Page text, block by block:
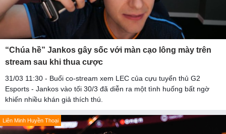
“Chúa hề” Jankos gây sốc với màn cạo lông mày trên
stream sau khi thua cược
31/03 11:30 - Buổi co-stream xem LEC của cựu tuyển thủ G2
Esports - Jankos vào tối 30/3 đã diễn ra một tình huống bất ngờ
khiến nhiều khán giả thích thú.
Liên Minh Huyền Thoại